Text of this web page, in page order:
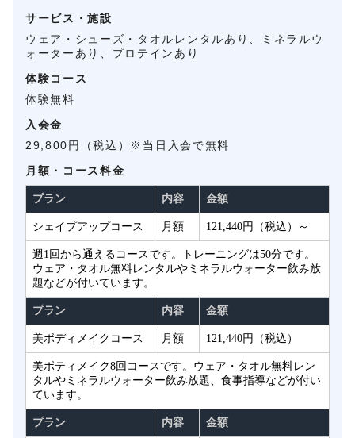
サービス・施設
ウェア・シューズ・タオルレンタルあり、ミネラルウ
ォーターあり、プロテインあり
体験コース
体験無料
入会金
29,800円（税込）※当日入会で無料
月額・コース料金
プラン 内容 金額
シェイプアップコース 月額 121,440円（税込）～
週1回から通えるコースです。トレーニングは50分です。
ウェア・タオル無料レンタルやミネラルウォーター飲み放
題などが付いています。
プラン 内容 金額
美ボディメイクコース 月額 121,440円（税込）
美ボティメイク8回コースです。ウェア・タオル無料レン
タルやミネラルウォーター飲み放題、食事指導などが付い
ています。
プラン 内容 金額